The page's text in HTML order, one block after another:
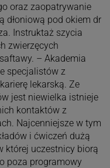
oraz zaopatrywanie
dłoniową pod okiem dr
Instruktaż szycia
zwierzęcych
– Akademia
specjalistów z
lekarską. Ze
jest niewielka istnieje
kontaktów z
Najcenniejsze w tym
i ćwiczeń dużą
której uczestnicy biorą
poza programowy